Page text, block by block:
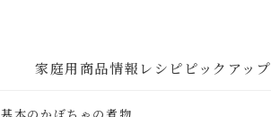
家庭用商品情報 レシピ ピックアップ